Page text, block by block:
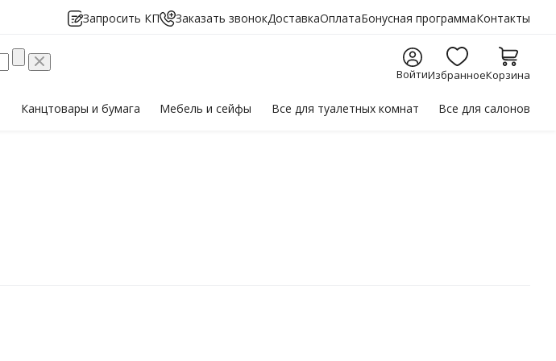
Запросить КП Заказать звонокДоставкаОплатаБонусная программаКонтакты
ВойтиИзбранноеКорзина
Канцтовары и бумага Мебельи сейфы Все для туалетных комнат Все для салонов